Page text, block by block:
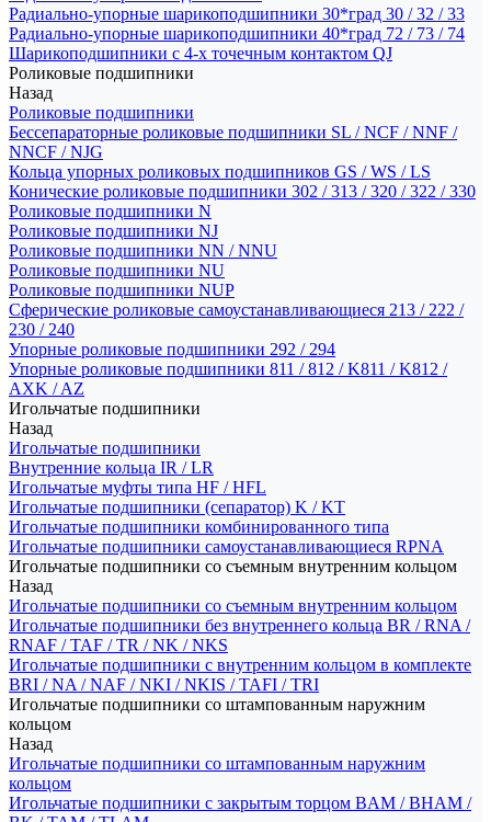
Радиально-упорные шарикоподшипники 30*град 30 / 32 / 33
Радиально-упорные шарикоподшипники 40*град 72 / 73 / 74
Шарикоподшипники с 4-х точечным контактом QJ
Роликовые подшипники
Назад
Роликовые подшипники
Бессепараторные роликовые подшипники SL / NCF / NNF /
NNCF / NJG
Кольца упорных роликовых подшипников GS / WS / LS
Конические роликовые подшипники 302 / 313 / 320 / 322 / 330
Роликовые подшипники N
Роликовые подшипники NJ
Роликовые подшипники NN / NNU
Роликовые подшипники NU
Роликовые подшипники NUP
Сферические роликовые самоустанавливающиеся 213 / 222 /
230 / 240
Упорные роликовые подшипники 292 / 294
Упорные роликовые подшипники 811 / 812 / K811 / K812 /
AXK / AZ
Игольчатые подшипники
Назад
Игольчатые подшипники
Внутренние кольца IR / LR
Игольчатые муфты типа HF / HFL
Игольчатые подшипники (сепаратор) K / KT
Игольчатые подшипники комбинированного типа
Игольчатые подшипники самоустанавливающиеся RPNA
Игольчатые подшипники со съемным внутренним кольцом
Назад
Игольчатые подшипники со съемным внутренним кольцом
Игольчатые подшипники без внутреннего кольца BR / RNA /
RNAF / TAF / TR / NK / NKS
Игольчатые подшипники с внутренним кольцом в комплекте
BRI / NA / NAF / NKI / NKIS / TAFI / TRI
Игольчатые подшипники со штампованным наружним
кольцом
Назад
Игольчатые подшипники со штампованным наружним
кольцом
Игольчатые подшипники с закрытым торцом BAM / BHAM /